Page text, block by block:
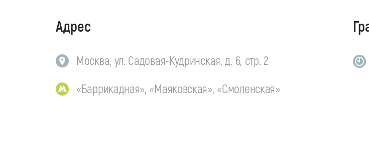
Адрес
Москва, ул. Садовая-Кудринская, д. 6, стр. 2
«Баррикадная», «Маяковская», «Смоленская»